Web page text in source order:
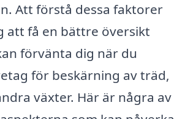
Att förstå dessa faktorer
att få en bättre översikt
förvänta dig när du
för beskärning av träd,
växter. Här är några av